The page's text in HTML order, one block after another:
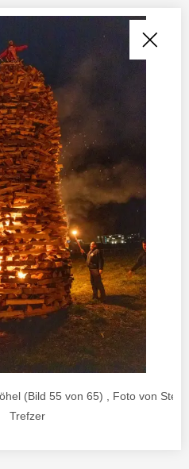
(Bild 55 von 65) , Foto von
Trefzer